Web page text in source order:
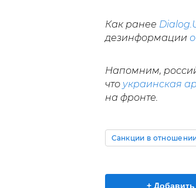
Как ранее
дезинформации
Напомним,
что украинская
на фронте.
Санкции в
+